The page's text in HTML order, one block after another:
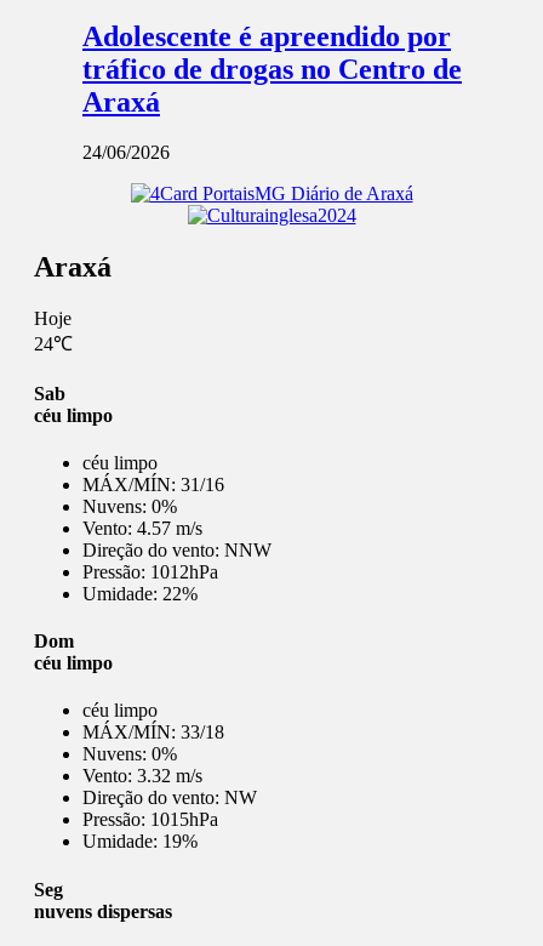
Adolescente é apreendido por
tráfico de drogas no Centro de
Araxá
24/06/2026
Araxá
Hoje
24℃
Sab
céu limpo
céu limpo
MÁX/MÍN: 31/16
Nuvens: 0%
Vento: 4.57 m/s
Direção do vento: NNW
Pressão: 1012hPa
Umidade: 22%
Dom
céu limpo
céu limpo
MÁX/MÍN: 33/18
Nuvens: 0%
Vento: 3.32 m/s
Direção do vento: NW
Pressão: 1015hPa
Umidade: 19%
Seg
nuvens dispersas